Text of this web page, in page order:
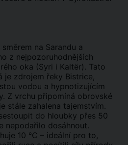
na Sarandu a
z nejpozoruhodnějších
oka (Syri i Kaltër). Tato
je zdrojem řeky Bistrice,
vodou a hypnotizujícím
Z vrchu připomíná obrovské
stále zahalena tajemstvím.
do hloubky přes 50
nepodařilo dosáhnout.
10 °C – ideální pro to,